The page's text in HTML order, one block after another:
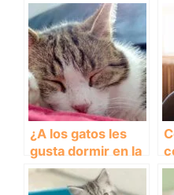
¿A los gatos les
gusta dormir en la
oscuridad o en la
luz?